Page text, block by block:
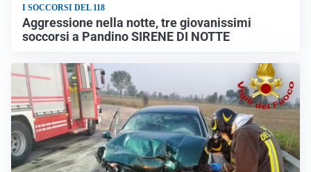
I SOCCORSI DEL 118
Aggressione nella notte, tre giovanissimi
soccorsi a Pandino SIRENE DI NOTTE